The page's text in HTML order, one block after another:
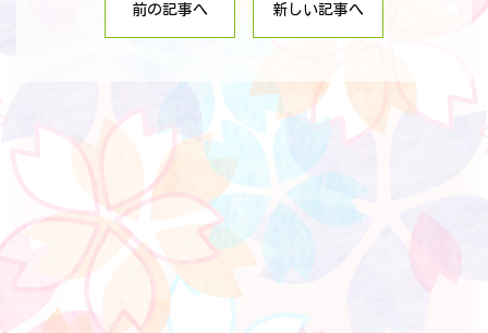
前の記事へ 新しい記事へ